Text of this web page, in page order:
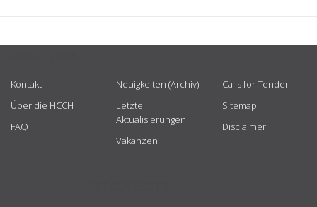
Kontakt
Über die HCCH
FAQ
Neuigkeiten (Archiv)
Letzte
Aktualisierungen
Vakanzen
Calls for Tender
Sitemap
Disclaimer